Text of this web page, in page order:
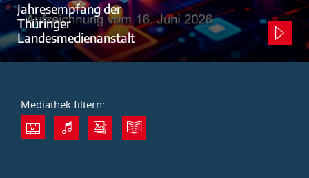
Jahresempfang der
Thüringer
Landesmedienanstalt
Mediathek filtern: